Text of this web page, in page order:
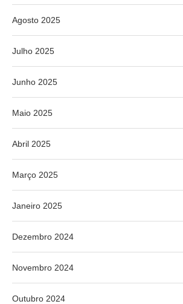
Agosto 2025
Julho 2025
Junho 2025
Maio 2025
Abril 2025
Março 2025
Janeiro 2025
Dezembro 2024
Novembro 2024
Outubro 2024